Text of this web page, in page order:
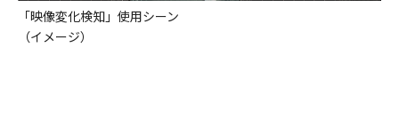
「映像変化検知」使用シーン
（イメージ）